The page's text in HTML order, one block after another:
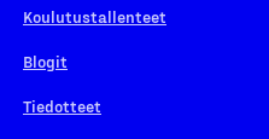
Koulutustallenteet
Blogit
Tiedotteet